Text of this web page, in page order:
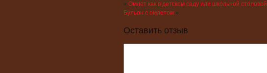
« Омлет как в детском саду или школьной столовой
Бульон с омлетом »
Оставить отзыв